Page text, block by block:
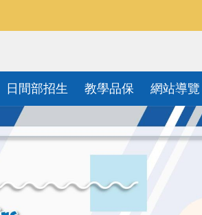
日間部招生 教學品保 網站導覽